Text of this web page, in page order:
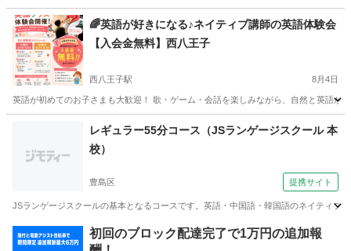
東京 中央区 英会話 バイリンガル
🌈英語が好きになる♪ネイティブ講師の英語体験会
【入会金無料】西八王子
西八王子駅 8月4日
英語が初めてのお子さまも大歓迎！ 歌・ゲーム・会話を楽しみながら、自然と英語
西八王子駅 ネイティブ
レギュラー55分コース（JSランゲージスクール 本
校）
豊島区 提携サイト
JSランゲージスクールの基本となるコースです。英語・中国語・韓国語のネイティブ
発音
初回のブロック配達完了で1万円の追加報